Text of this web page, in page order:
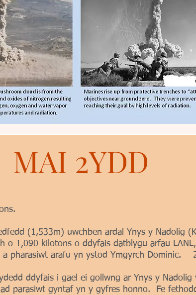
MAI 2YDD
(1,533m) uwchben ardal Ynys y Nadolig
o 1,090 kilotons o ddyfais datblygu arfau
pharasiwt arafu yn ystod Ymgyrch Dominic.
ddyfais i gael ei gollwng ar Ynys y Nadolig
parasiwt gyntaf yn y gyfres honno. Fe